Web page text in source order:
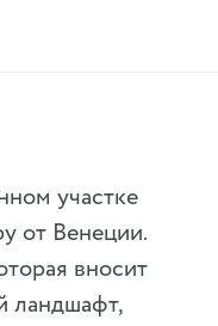
участке
от Венеции.
вносит
ландшафт,